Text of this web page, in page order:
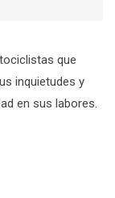
que
inquietudes y
en sus labores.